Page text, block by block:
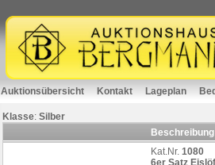
Auktionsübersicht Kontakt Lageplan
Klasse: Silber
Beschreibung
Kat.Nr. 1080
6er Satz